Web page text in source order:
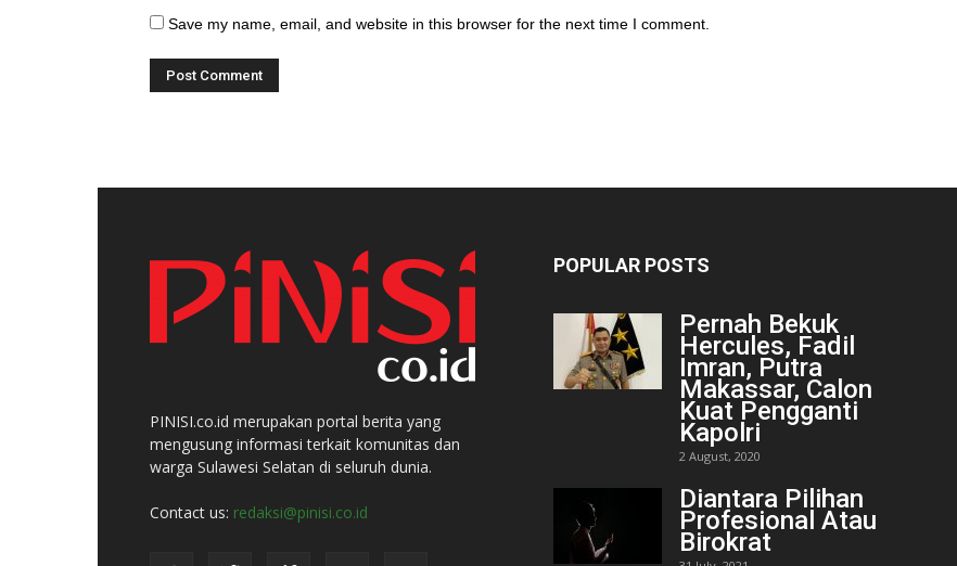
Save my name, email, and website in this browser for the next time I comment.
PINISI.co.id merupakan portal berita yang
mengusung informasi terkait komunitas dan
warga Sulawesi Selatan di seluruh dunia.
Contact us: redaksi@pinisi.co.id
POPULAR POSTS
Pernah Bekuk
Hercules, Fadil
Imran, Putra
Makassar, Calon
Kuat Pengganti
Kapolri
2 August, 2020
Diantara Pilihan
Profesional Atau
Birokrat